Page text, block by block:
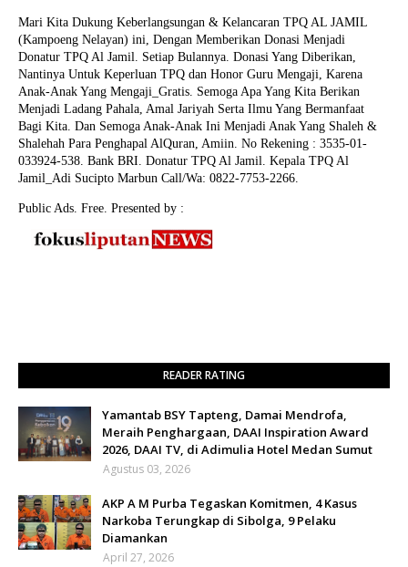
Mari Kita Dukung Keberlangsungan & Kelancaran TPQ AL JAMIL
(Kampoeng Nelayan) ini, Dengan Memberikan Donasi Menjadi
Donatur TPQ Al Jamil. Setiap Bulannya. Donasi Yang Diberikan,
Nantinya Untuk Keperluan TPQ dan Honor Guru Mengaji, Karena
Anak-Anak Yang Mengaji_Gratis. Semoga Apa Yang Kita Berikan
Menjadi Ladang Pahala, Amal Jariyah Serta Ilmu Yang Bermanfaat
Bagi Kita. Dan Semoga Anak-Anak Ini Menjadi Anak Yang Shaleh &
Shalehah Para Penghapal AlQuran, Amiin. No Rekening : 3535-01-
033924-538. Bank BRI. Donatur TPQ Al Jamil. Kepala TPQ Al
Jamil_Adi Sucipto Marbun Call/Wa: 0822-7753-2266.
Public Ads. Free. Presented by :
READER RATING
Yamantab BSY Tapteng, Damai Mendrofa,
Meraih Penghargaan, DAAI Inspiration Award
2026, DAAI TV, di Adimulia Hotel Medan Sumut
Agustus 03, 2026
AKP A M Purba Tegaskan Komitmen, 4 Kasus
Narkoba Terungkap di Sibolga, 9 Pelaku
Diamankan
April 27, 2026